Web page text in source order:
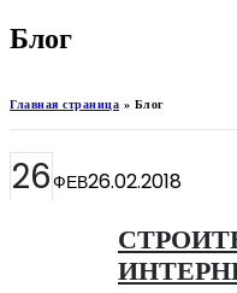
Блог
Главная страница » Блог
26ФЕВ26.02.2018